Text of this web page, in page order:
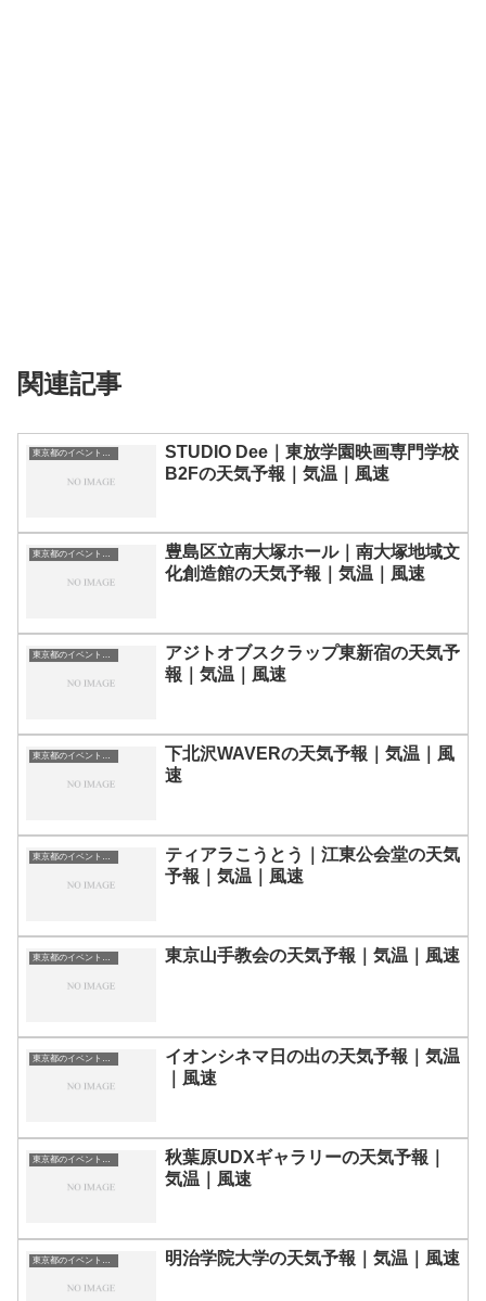
関連記事
東京都のイベント会場一覧
STUDIO Dee｜東放学園映画専門学校
B2Fの天気予報｜気温｜風速
東京都のイベント会場一覧
豊島区立南大塚ホール｜南大塚地域文
化創造館の天気予報｜気温｜風速
東京都のイベント会場一覧
アジトオブスクラップ東新宿の天気予
報｜気温｜風速
東京都のイベント会場一覧
下北沢WAVERの天気予報｜気温｜風
速
東京都のイベント会場一覧
ティアラこうとう｜江東公会堂の天気
予報｜気温｜風速
東京都のイベント会場一覧 東京山手教会の天気予報｜気温｜風速
東京都のイベント会場一覧
イオンシネマ日の出の天気予報｜気温
｜風速
秋葉原UDXギャラリーの天気予報｜
気温｜風速
明治学院大学の天気予報｜気温｜風速